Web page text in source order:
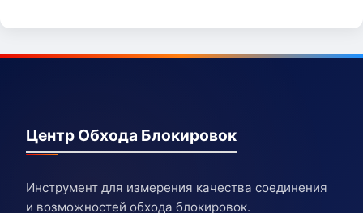
Центр Обхода Блокировок
Инструмент для измерения качества соединения
и возможностей обхода блокировок.